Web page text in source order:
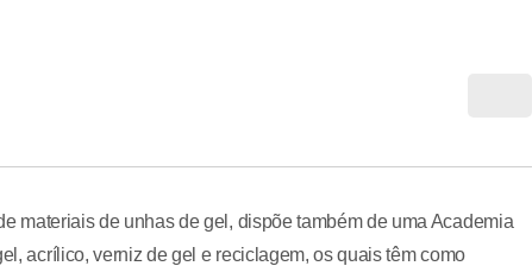
materiais de unhas de gel, dispõe também de uma Academia
acrílico, verniz de gel e reciclagem, os quais têm como